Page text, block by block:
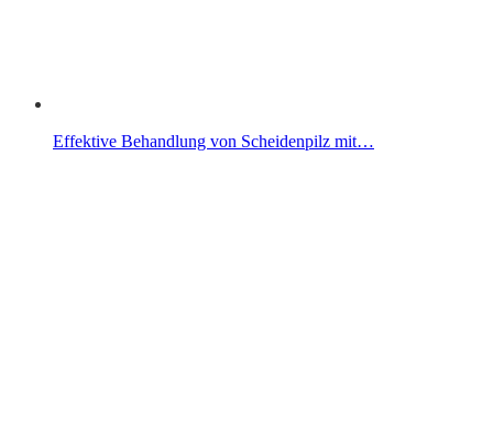
Effektive Behandlung von Scheidenpilz mit…